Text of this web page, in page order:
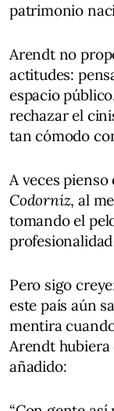
patrimonio
Arendt no
actitudes:
espacio
rechazar el
tan cómodo
A veces
Codorniz, al
tomando el
Pero sigo
este país aún
mentira
Arendt hubiera
añadido: